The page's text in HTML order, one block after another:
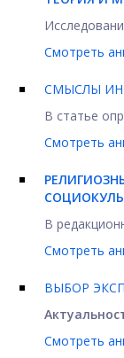
Смотреть
СМЫСЛЫ
В статье
Смотреть
В
Смотреть
ВЫБОР
Смотреть